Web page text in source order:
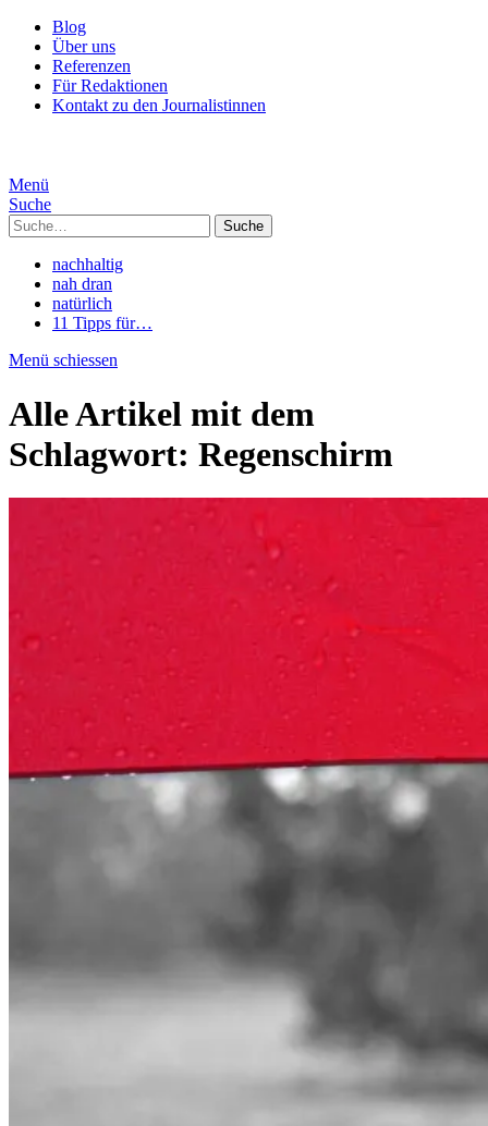
Blog
Über uns
Referenzen
Für Redaktionen
Kontakt zu den Journalistinnen
Menü
Suche
Suche
nachhaltig
nah dran
natürlich
11 Tipps für…
Menü schiessen
Alle Artikel mit dem
Schlagwort: Regenschirm